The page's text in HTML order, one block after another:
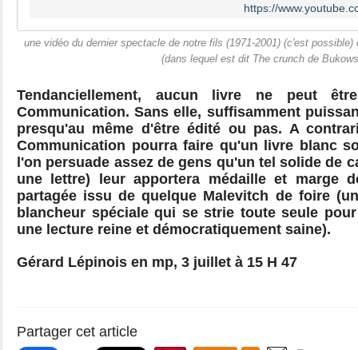
https://
une vidéo du dernier spectacle de notre fils (1971-2001) (c'est
(dans lequel est dit The crunch de
Tendanciellement, aucun livre ne peut
Communication. Sans elle, suffisamment
presqu'au même d'être édité ou pas. A
Communication pourra faire qu'un livre blanc
l'on persuade assez de gens qu'un tel solide de
une lettre) leur apportera médaille et marge
partagée issu de quelque Malevitch de foire
blancheur spéciale qui se strie toute seule
une lecture reine et démocratiquement saine).
Gérard Lépinois en mp, 3 juillet à 15 H 47
Partager cet article